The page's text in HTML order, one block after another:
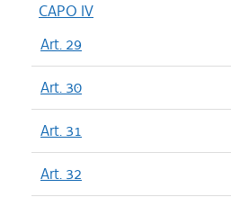
CAPO IV
Art. 29
Art. 30
Art. 31
Art. 32